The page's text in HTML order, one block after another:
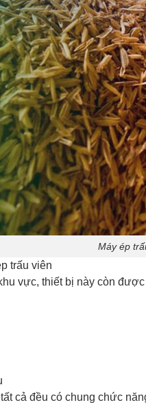
Máy ép
trấu viên
vực, thiết bị này còn
cả đều có chung chức